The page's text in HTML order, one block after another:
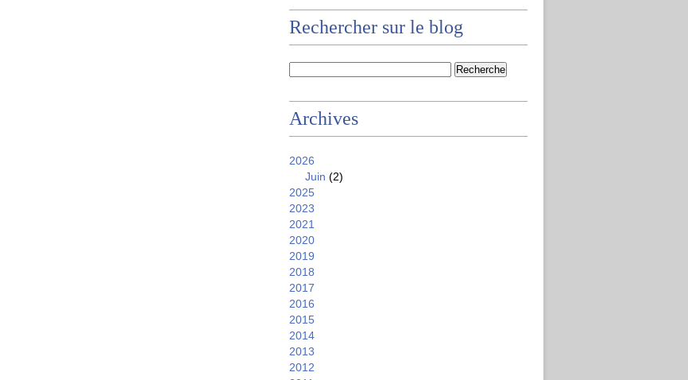
Rechercher sur le blog
Archives
2026
Juin (2)
2025
2023
2021
2020
2019
2018
2017
2016
2015
2014
2013
2012